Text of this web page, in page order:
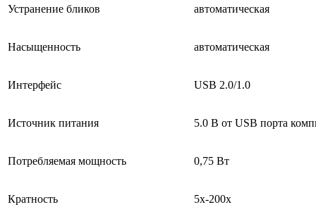
Устранение бликов автоматическая
Насыщенность автоматическая
Интерфейс USB 2.0/1.0
Источник питания 5.0 В от USB порта
Потребляемая мощность 0,75 Вт
Кратность 5x-200x